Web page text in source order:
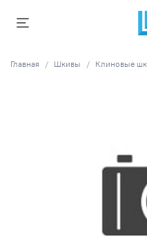
Главная Шкивы Клиновые